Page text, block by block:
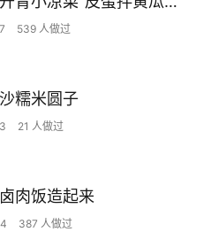
539 人做过
糯米圆子
21 人做过
肉饭造起来
387 人做过